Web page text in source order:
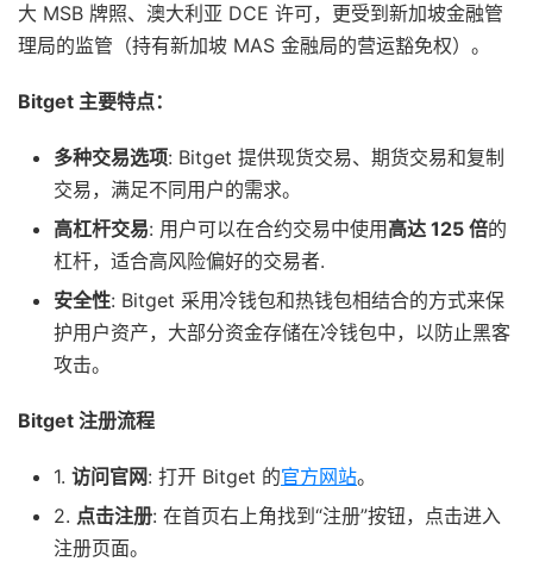
大 MSB 牌照、澳大利亚 DCE 许可，更受到新加坡金融管
理局的监管（持有新加坡 MAS 金融局的营运豁免权）。
Bitget 主要特点：
多种交易选项: Bitget 提供现货交易、期货交易和复制
交易，满足不同用户的需求。
高杠杆交易: 用户可以在合约交易中使用 高达 125 倍的
杠杆，适合高风险偏好的交易者.
安全性: Bitget 采用冷钱包和热钱包相结合的方式来保
护用户资产，大部分资金存储在冷钱包中，以防止黑客
攻击。
Bitget 注册流程
1. 访问官网: 打开 Bitget 的官方网站。
2. 点击注册: 在首页右上角找到“注册”按钮，点击进入
注册页面。